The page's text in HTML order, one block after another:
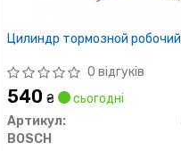
Цилиндр тормозной робочий
0 відгуків
540₴
сьогодні
Артикул:
BOSCH